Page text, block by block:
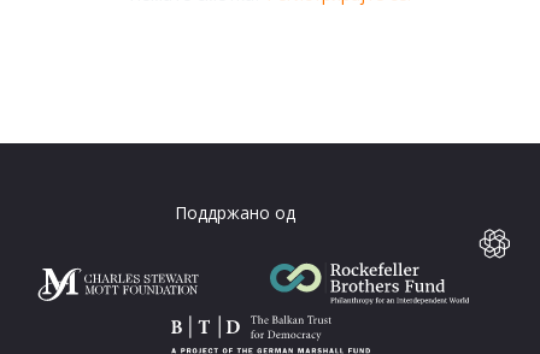
Поддржано од